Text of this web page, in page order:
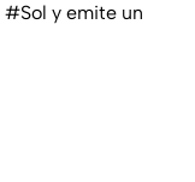
#Sol y emite un